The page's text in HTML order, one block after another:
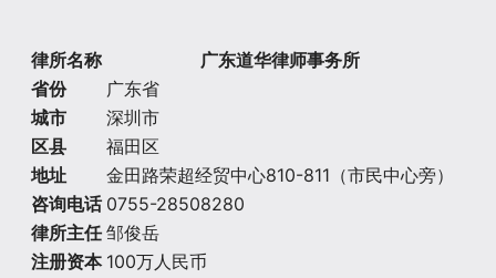
律所名称
广东道华律师事务所
省份
广东省
城市
深圳市
区县
福田区
地址
金田路荣超经贸中心810-811（市民中心旁）
咨询电话 0755-28508280
律所主任 邹俊岳
注册资本 100万人民币